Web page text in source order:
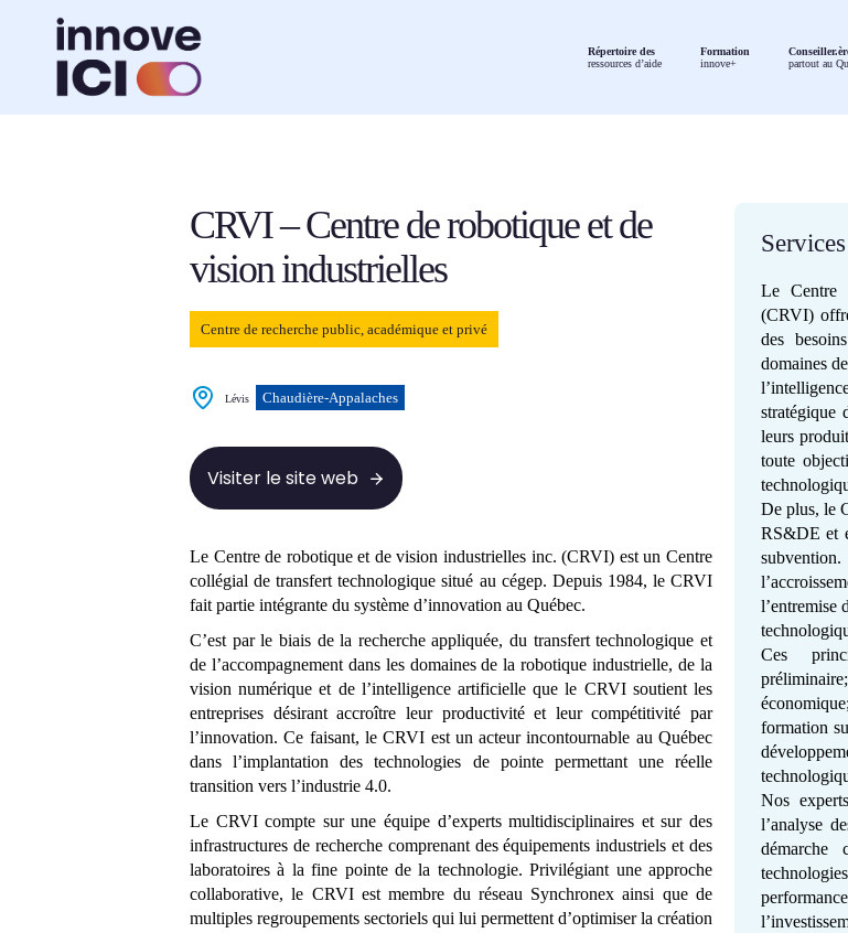
Répertoire des
ressources d’aide
Formation
innove+
partout au
Retour à la liste des ressources
CRVI – Centre de robotique et de
vision industrielles
Centre de recherche public, académique et privé
Lévis Chaudière-Appalaches
Visiter le site web
Le Centre de robotique et de vision industrielles inc. (CRVI) est un Centre
collégial de transfert technologique situé au cégep. Depuis 1984, le CRVI
fait partie intégrante du système d’innovation au Québec.
C’est par le biais de la recherche appliquée, du transfert technologique et
de l’accompagnement dans les domaines de la robotique industrielle, de la
vision numérique et de l’intelligence artificielle que le CRVI soutient les
entreprises désirant accroître leur productivité et leur compétitivité par
l’innovation. Ce faisant, le CRVI est un acteur incontournable au Québec
dans l’implantation des technologies de pointe permettant une réelle
transition vers l’industrie 4.0.
Le CRVI compte sur une équipe d’experts multidisciplinaires et sur des
infrastructures de recherche comprenant des équipements industriels et des
laboratoires à la fine pointe de la technologie. Privilégiant une approche
collaborative, le CRVI est membre du réseau Synchronex ainsi que de
multiples regroupements sectoriels qui lui permettent d’optimiser la création
Services
Le Centre
(CRVI)
des
domaines
stratégique
leurs
toute
De plus, le
RS&DE et
l’entremise
Ces
formation
Nos
l’analyse
démarche